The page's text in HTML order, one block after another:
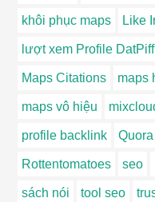
khôi phục maps Like
lượt xem Profile DatPiff
Maps Citations maps
maps vô hiệu
profile backlink Quora
Rottentomatoes seo
sách nói tool seo